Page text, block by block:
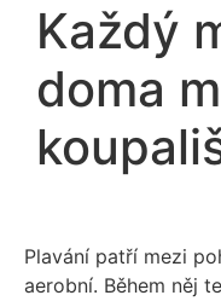
Každý
doma
Plavání patří mezi
aerobní. Během něj